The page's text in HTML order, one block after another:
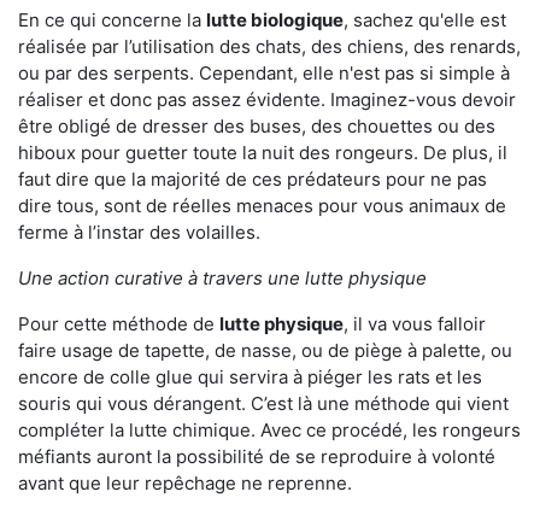
En ce qui concerne la lutte biologique, sachez qu'elle est
réalisée par l’utilisation des chats, des chiens, des renards,
ou par des serpents. Cependant, elle n'est pas si simple à
réaliser et donc pas assez évidente. Imaginez-vous devoir
être obligé de dresser des buses, des chouettes ou des
hiboux pour guetter toute la nuit des rongeurs. De plus, il
faut dire que la majorité de ces prédateurs pour ne pas
dire tous, sont de réelles menaces pour vous animaux de
ferme à l’instar des volailles.
Une action curative à travers une lutte physique
Pour cette méthode de lutte physique, il va vous falloir
faire usage de tapette, de nasse, ou de piège à palette, ou
encore de colle glue qui servira à piéger les rats et les
souris qui vous dérangent. C’est là une méthode qui vient
compléter la lutte chimique. Avec ce procédé, les rongeurs
méfiants auront la possibilité de se reproduire à volonté
avant que leur repêchage ne reprenne.